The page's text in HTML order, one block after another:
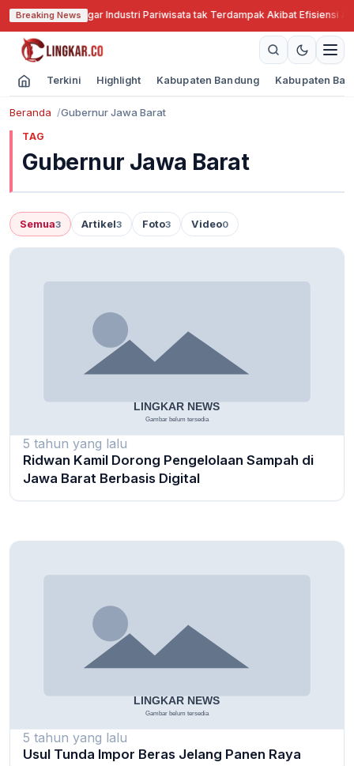
Breaking News
Cari Solusi Agar Industri Pariwisata tak Terdampak Akibat Efisiensi
Terkini Highlight Kabupaten Bandung Kabupaten
Beranda Gubernur Jawa Barat
TAG
Gubernur Jawa Barat
Semua3 Artikel3 Foto3 Video0
5 tahun yang lalu
Ridwan Kamil Dorong Pengelolaan Sampah di
Jawa Barat Berbasis Digital
5 tahun yang lalu
Usul Tunda Impor Beras Jelang Panen Raya